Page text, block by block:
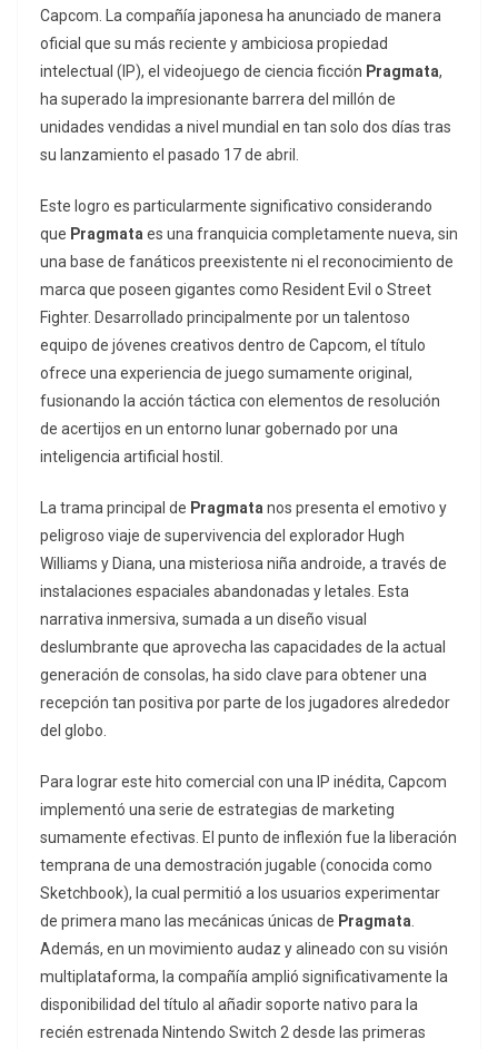
Capcom. La compañía japonesa ha anunciado de manera
oficial que su más reciente y ambiciosa propiedad
intelectual (IP), el videojuego de ciencia ficción Pragmata,
ha superado la impresionante barrera del millón de
unidades vendidas a nivel mundial en tan solo dos días tras
su lanzamiento el pasado 17 de abril.
Este logro es particularmente significativo considerando
que Pragmata es una franquicia completamente nueva, sin
una base de fanáticos preexistente ni el reconocimiento de
marca que poseen gigantes como Resident Evil o Street
Fighter. Desarrollado principalmente por un talentoso
equipo de jóvenes creativos dentro de Capcom, el título
ofrece una experiencia de juego sumamente original,
fusionando la acción táctica con elementos de resolución
de acertijos en un entorno lunar gobernado por una
inteligencia artificial hostil.
La trama principal de Pragmata nos presenta el emotivo y
peligroso viaje de supervivencia del explorador Hugh
Williams y Diana, una misteriosa niña androide, a través de
instalaciones espaciales abandonadas y letales. Esta
narrativa inmersiva, sumada a un diseño visual
deslumbrante que aprovecha las capacidades de la actual
generación de consolas, ha sido clave para obtener una
recepción tan positiva por parte de los jugadores alrededor
del globo.
Para lograr este hito comercial con una IP inédita, Capcom
implementó una serie de estrategias de marketing
sumamente efectivas. El punto de inflexión fue la liberación
temprana de una demostración jugable (conocida como
Sketchbook), la cual permitió a los usuarios experimentar
de primera mano las mecánicas únicas de Pragmata
Además, en un movimiento audaz y alineado con su visión
multiplataforma, la compañía amplió significativamente la
disponibilidad del título al añadir soporte nativo para la
recién estrenada Nintendo Switch 2 desde las primeras